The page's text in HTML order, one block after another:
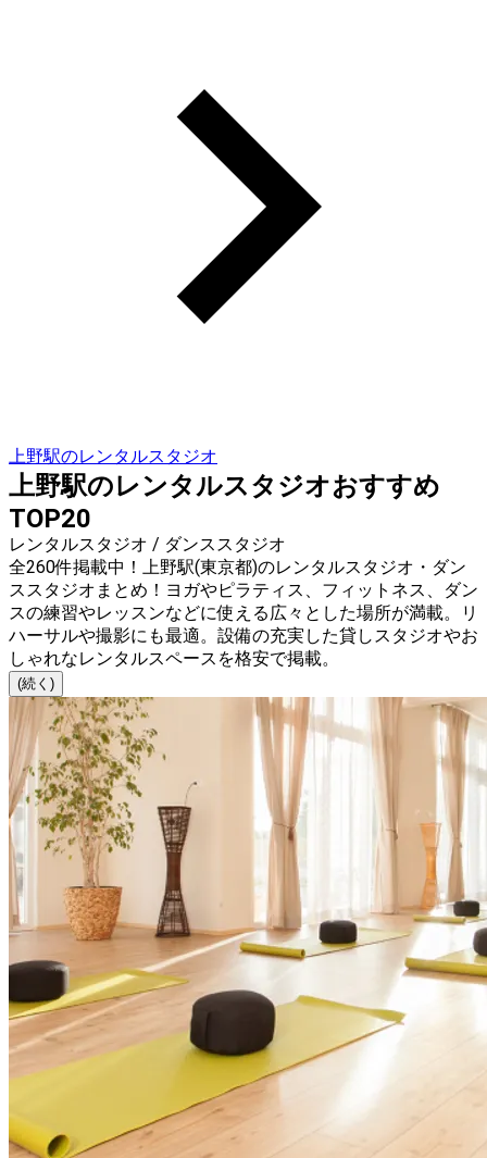
上野駅のレンタルスタジオ
上野駅のレンタルスタジオおすすめ
TOP20
レンタルスタジオ / ダンススタジオ
全260件掲載中！上野駅(東京都)のレンタルスタジオ・ダン
ススタジオまとめ！ヨガやピラティス、フィットネス、ダン
スの練習やレッスンなどに使える広々とした場所が満載。リ
ハーサルや撮影にも最適。設備の充実した貸しスタジオやお
しゃれなレンタルスペースを格安で掲載。
(続く)